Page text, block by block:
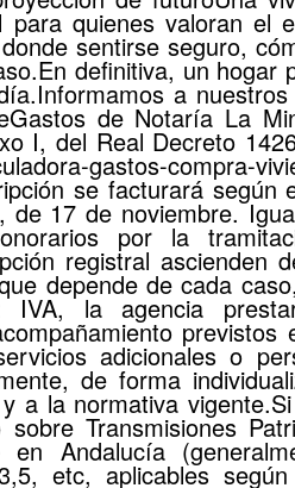
para quienes valoran el
sentirse seguro,
definitiva, un
a
de Notaría La
I, del Real Decreto
gastos-
se facturará según
de 17 de noviembre.
por la
registral ascienden
depende de cada
IVA, la agencia
adicionales o
de forma
a la normativa
sobre Transmisiones
en Andalucía
etc, aplicables